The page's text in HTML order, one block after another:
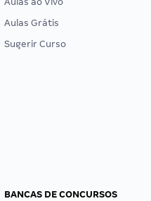
Aulas Grátis
Sugerir Curso
BANCAS DE CONCURSOS